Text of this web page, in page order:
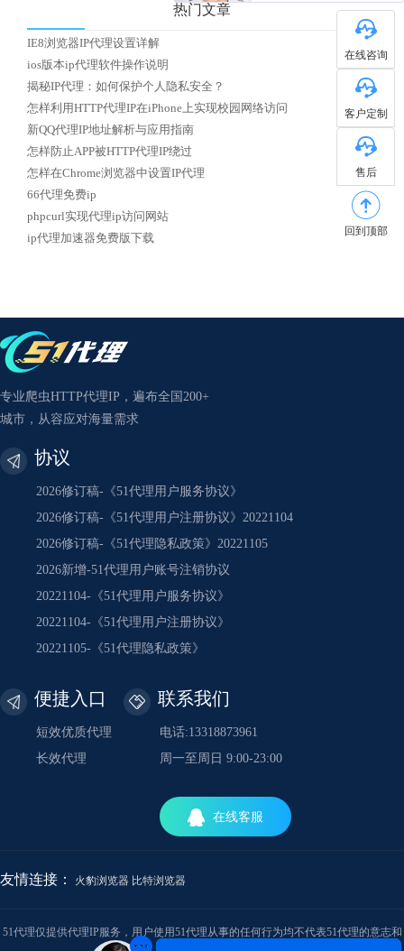
热门文章
IE8浏览器IP代理设置详解
ios版本ip代理软件操作说明
揭秘IP代理：如何保护个人隐私安全？
怎样利用HTTP代理IP在iPhone上实现校园网络访问
新QQ代理IP地址解析与应用指南
怎样防止APP被HTTP代理IP绕过
怎样在Chrome浏览器中设置IP代理
66代理免费ip
phpcurl实现代理ip访问网站
ip代理加速器免费版下载
在线咨询
客户定制
售后
回到顶部
专业爬虫HTTP代理IP，遍布全国200+
城市，从容应对海量需求
协议
2026修订稿-《51代理用户服务协议》
2026修订稿-《51代理用户注册协议》20221104
2026修订稿-《51代理隐私政策》20221105
2026新增-51代理用户账号注销协议
20221104-《51代理用户服务协议》
20221104-《51代理用户注册协议》
20221105-《51代理隐私政策》
便捷入口
短效优质代理
长效代理
联系我们
电话:13318873961
周一至周日 9:00-23:00
在线客服
友情连接： 火豹浏览器 比特浏览器
51代理仅提供代理IP服务，用户使用51代理从事的任何行为均不代表51代理的意志和